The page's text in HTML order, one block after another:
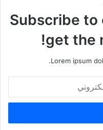
Subscribe to
get the
Lorem ipsum